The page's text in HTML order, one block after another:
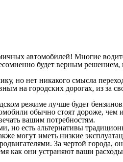
автомобилей! Многие
будет верным
но нет никакого смысла
на городских дорогах, из за
режиме лучше будет
обычно стоят дороже,
вашим потребностям.
но есть альтернативы
могут иметь низкие
За чертой города,
как они устраняют ваши